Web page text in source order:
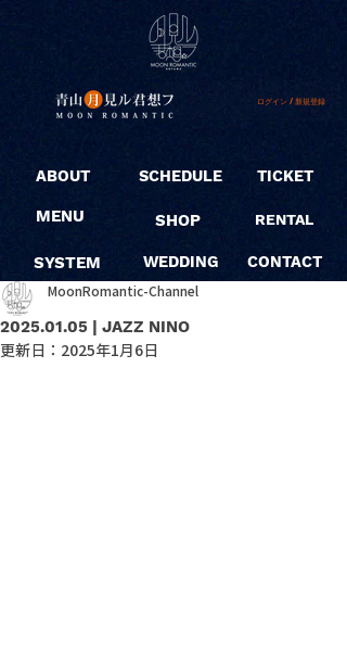
ログイン / 新規登録
ABOUT
MENU
SYSTEM
SCHEDULE
SHOP
WEDDING
TICKET
RENTAL
CONTACT
2025.01.05 | JAZZ NINO
MoonRomantic-Channel
更新日： 2025年1月6日